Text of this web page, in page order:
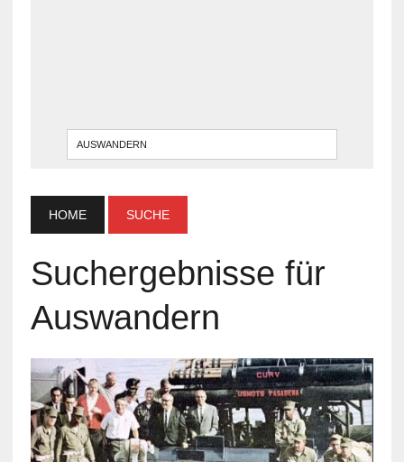
HOME SUCHE
Suchergebnisse für
Auswandern